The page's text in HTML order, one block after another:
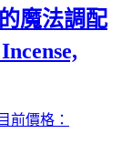
魔法調配
目前價格：